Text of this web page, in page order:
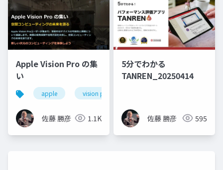
Apple Vision Pro の集
い
apple vision pro
佐藤 勝彦 1.1K
5分でわかる
TANREN_20250414
佐藤 勝彦 595